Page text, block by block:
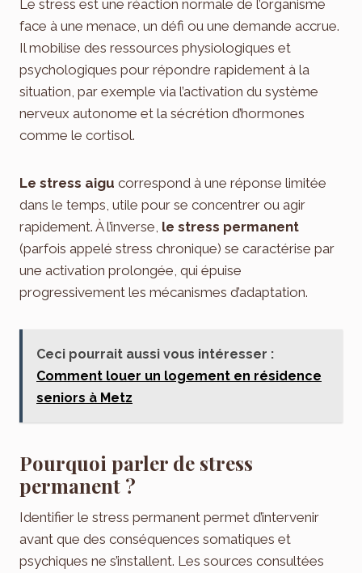
Le stress est une réaction normale de l’organisme
face à une menace, un défi ou une demande accrue.
Il mobilise des ressources physiologiques et
psychologiques pour répondre rapidement à la
situation, par exemple via l’activation du système
nerveux autonome et la sécrétion d’hormones
comme le cortisol.
Le stress aigu correspond à une réponse limitée
dans le temps, utile pour se concentrer ou agir
rapidement. À l’inverse, le stress permanent
(parfois appelé stress chronique) se caractérise par
une activation prolongée, qui épuise
progressivement les mécanismes d’adaptation.
Ceci pourrait aussi vous intéresser :
Comment louer un logement en résidence
seniors à Metz
Pourquoi parler de stress
permanent ?
Identifier le stress permanent permet d’intervenir
avant que des conséquences somatiques et
psychiques ne s’installent. Les sources consultées